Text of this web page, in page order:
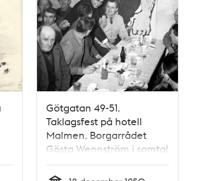
Götgatan 49-51.
Taklagsfest på hotell
Malmen. Borgarrådet
Gösta Wennström i samtal
med några av
byggnadsarbetarna